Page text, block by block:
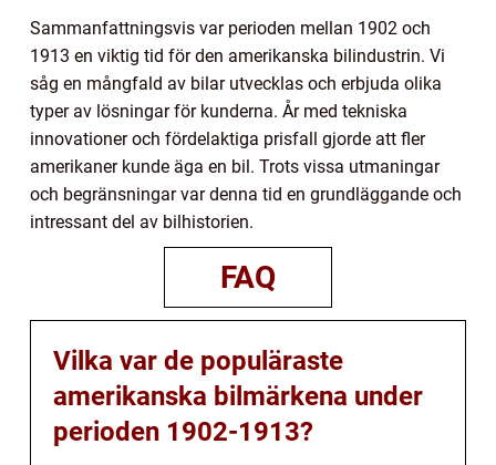
Sammanfattningsvis var perioden mellan 1902 och
1913 en viktig tid för den amerikanska bilindustrin. Vi
såg en mångfald av bilar utvecklas och erbjuda olika
typer av lösningar för kunderna. År med tekniska
innovationer och fördelaktiga prisfall gjorde att fler
amerikaner kunde äga en bil. Trots vissa utmaningar
och begränsningar var denna tid en grundläggande och
intressant del av bilhistorien.
FAQ
Vilka var de populäraste
amerikanska bilmärkena under
perioden 1902-1913?